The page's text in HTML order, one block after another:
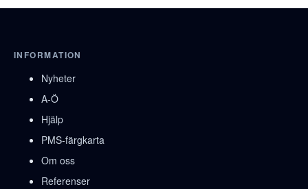
INFORMATION
Nyheter
A-Ö
Hjälp
PMS-färgkarta
Om oss
Referenser